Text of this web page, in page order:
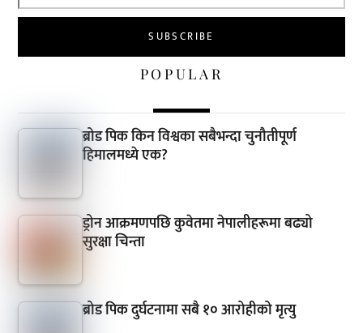
POPULAR
ब्रोड पिक किन विश्वका सबैभन्दा चुनौतीपूर्ण
हिमालमध्ये एक?
ड्रोन आक्रमणपछि कुवेतमा नेपालीहरूमा बढ्यो
सुरक्षा चिन्ता
ब्रोड पिक दुर्घटनामा सबै १० आरोहीको मृत्यु